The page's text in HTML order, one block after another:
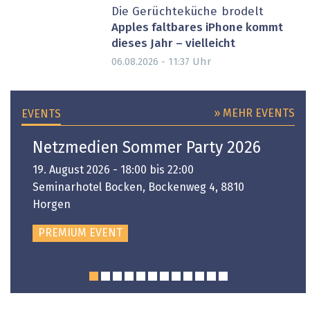
Die Gerüchteküche brodelt
Apples faltbares iPhone kommt
dieses Jahr – vielleicht
06.08.2026 - 11:37 Uhr
EVENTS » MEHR EVENTS
Netzmedien Sommer Party 2026
19. August 2026 - 18:00 bis 22:00
Seminarhotel Bocken, Bockenweg 4, 8810
Horgen
PREMIUM EVENT